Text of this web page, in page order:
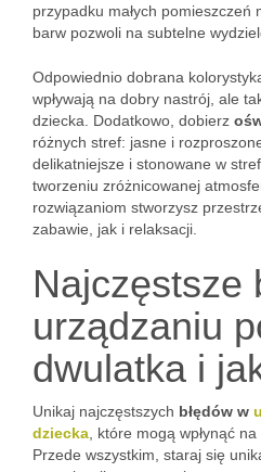
przypadku małych pomieszczeń
barw pozwoli na subtelne
Odpowiednio dobrana
wpływają na dobry nastrój, ale
dziecka. Dodatkowo, dobierz
różnych stref: jasne i
delikatniejsze i stonowane w
tworzeniu zróżnicowanej
rozwiązaniom stworzysz
zabawie, jak i relaksacji.
Najczęstsze
urządzaniu
dwulatka i
Unikaj najczęstszych błędów w
dziecka , które mogą wpłynąć
Przede wszystkim, staraj się